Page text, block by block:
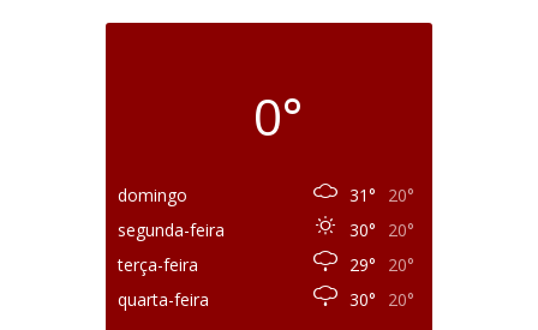
0°
domingo 31°
20°
segunda-feira
30°
20°
terça-feira
29°
20°
quarta-feira
30° 20°